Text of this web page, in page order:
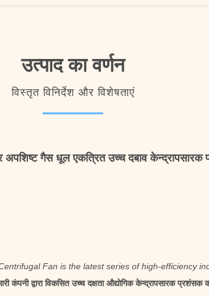
उत्पाद का वर्णन
विस्तृत विनिर्देश और विशेषताएं
अपशिष्ट गैस धूल एकत्रित उच्च दबाव
Fan is the latest series of high-efficiency
द्वारा विकसित उच्च दक्षता औद्योगिक केन्द्रापसारक